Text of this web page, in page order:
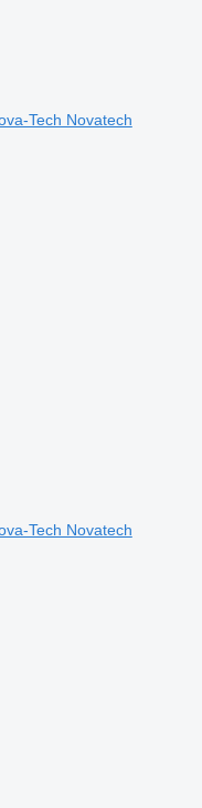
Tech Novatech
Tech Novatech